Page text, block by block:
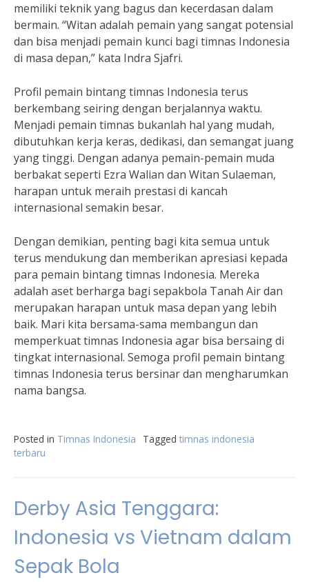
memiliki teknik yang bagus dan kecerdasan dalam
bermain. “Witan adalah pemain yang sangat potensial
dan bisa menjadi pemain kunci bagi timnas Indonesia
di masa depan,” kata Indra Sjafri.
Profil pemain bintang timnas Indonesia terus
berkembang seiring dengan berjalannya waktu.
Menjadi pemain timnas bukanlah hal yang mudah,
dibutuhkan kerja keras, dedikasi, dan semangat juang
yang tinggi. Dengan adanya pemain-pemain muda
berbakat seperti Ezra Walian dan Witan Sulaeman,
harapan untuk meraih prestasi di kancah
internasional semakin besar.
Dengan demikian, penting bagi kita semua untuk
terus mendukung dan memberikan apresiasi kepada
para pemain bintang timnas Indonesia. Mereka
adalah aset berharga bagi sepakbola Tanah Air dan
merupakan harapan untuk masa depan yang lebih
baik. Mari kita bersama-sama membangun dan
memperkuat timnas Indonesia agar bisa bersaing di
tingkat internasional. Semoga profil pemain bintang
timnas Indonesia terus bersinar dan mengharumkan
nama bangsa.
Posted in Timnas Indonesia Tagged timnas indonesia
terbaru
Derby Asia Tenggara:
Indonesia vs Vietnam dalam
Sepak Bola